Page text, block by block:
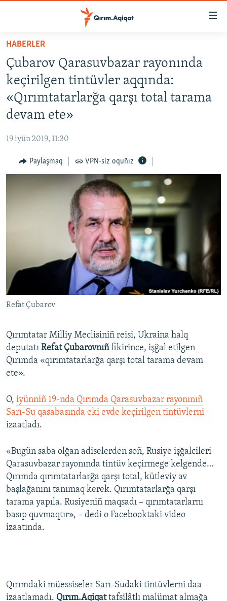
Esas
qaytmaq
Baş
navigatsiyağa
qaytmaq
Qıdıruvğa
HABERLER
SİYASET
İQTİSADİYAT
CEMİYET
İNSAN AQLARI
VİDEO
Українською
QOŞULIÑIZ!
RFE/RS bütün saytları
HABERLER
Çubarov Qarasuvbazar rayonında
keçirilgen tintüvler aqqında:
«Qırımtatarlarğa qarşı total tarama
devam ete»
19 iyün 2019, 11:30
Paylaşmaq VPN-siz oquñız
Refat Çubarov
Qırımtatar Milliy Meclisiniñ reisi, Ukraina halq
deputatı Refat Çubarovnıñfikirince, işğal etilgen
Qırımda «qırımtatarlarğa qarşı total tarama devam
ete».
O, iyünniñ 19-nda Qırımda Qarasuvbazar rayonınıñ
Sarı-Su qasabasında eki evde keçirilgen tintüvlerni
izaatladı.
«Bugün saba olğan adiselerden soñ, Rusiye işğalcileri
Qarasuvbazar rayonında tintüv keçirmege kelgende…
Qırımda qırımtatarlarğa qarşı total, kütleviy av
başlağanını tanımaq kerek. Qırımtatarlarğa qarşı
tarama yapıla. Rusiyeniñ maqsadı – qırımtatarlarnı
basıp quvmaqtır», – dedi o Facebooktaki video
izaatında.
Qırımdaki müessiseler Sarı-Sudaki tintüvlerni daa
izaatlamadı. Qırım.Aqiqattafsilâtlı malümat almağa